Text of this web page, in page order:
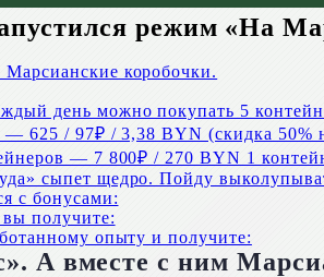
режим «На
коробочки.
день можно покупать 5
625 / 97₽ / 3,38 BYN (скидка 50%
— 7 800₽ / 270 BYN 1
сыпет щедро. Пойду
с бонусами:
получите:
опыту и получите:
А вместе с ним